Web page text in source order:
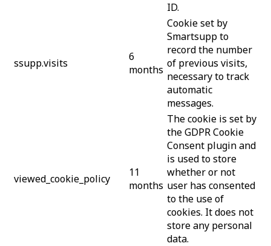
ID.
ssupp.visits
6
months
Cookie set by
Smartsupp to
record the number
of previous visits,
necessary to track
automatic
messages.
viewed_cookie_policy
11
months
The cookie is set by
the GDPR Cookie
Consent plugin and
is used to store
whether or not
user has consented
to the use of
cookies. It does not
store any personal
data.